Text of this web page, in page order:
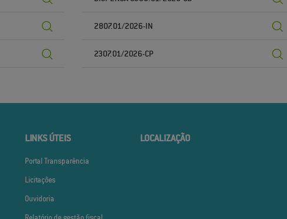
2807.01/2026-IN
2307.01/2026-CP
LINKS ÚTEIS
Portal Transparência
Licitações
Ouvidoria
LOCALIZAÇÃO